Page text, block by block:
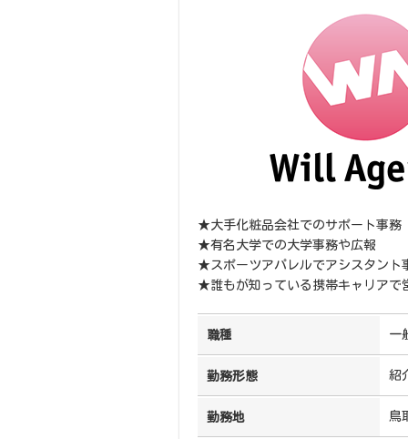
★大手化粧品会社でのサポート事務
★有名大学での大学事務や広報
★スポーツアパレルでアシスタント
★誰もが知っている携帯キャリア
職種 一
勤務形態 紹
勤務地 鳥